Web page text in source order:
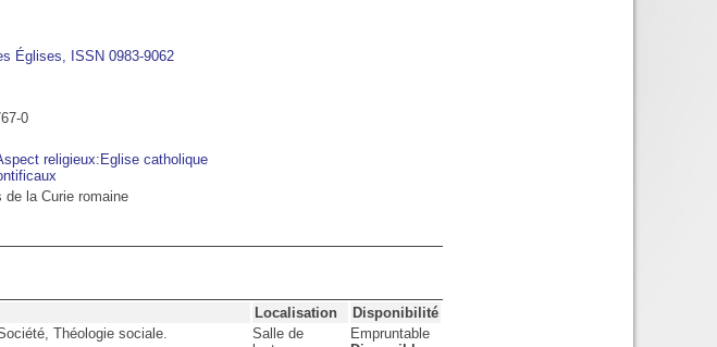
Églises, ISSN 0983-9062
0
religieux:Eglise catholique
de la Curie romaine
Localisation
Disponibilité
Théologie sociale.
Salle de
Empruntable